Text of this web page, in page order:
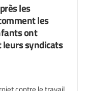
les
les
ont
leurs syndicats
contre le travail